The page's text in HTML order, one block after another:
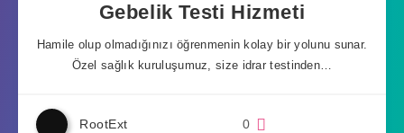
Gebelik Testi Hizmeti
Hamile olup olmadığınızı öğrenmenin kolay bir yolunu sunar.
Özel sağlık kuruluşumuz, size idrar testinden…
RootExt 0